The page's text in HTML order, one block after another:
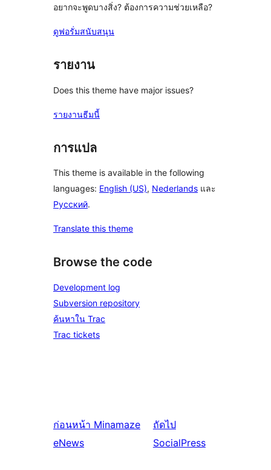
อยากจะพูดบางสิ่ง? ต้องการความช่วยเหลือ?
ดูฟอรั่มสนับสนุน
รายงาน
Does this theme have major issues?
รายงานธีมนี้
การแปล
This theme is available in the following
languages: English (US), Nederlands และ
Русский.
Translate this theme
Browse the code
Development log
Subversion repository
ค้นหาใน Trac
Trac tickets
ก่อนหน้า Minamaze
eNews
ถัดไป
SocialPress